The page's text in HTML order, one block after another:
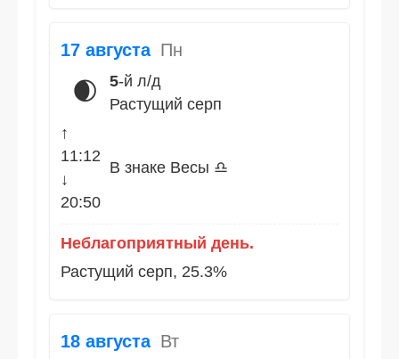
17 августа Пн
🌒 5-й л/д
Растущий серп
↑
11:12
↓
20:50
В знаке Весы ♎
Неблагоприятный день.
Растущий серп, 25.3%
18 августа Вт